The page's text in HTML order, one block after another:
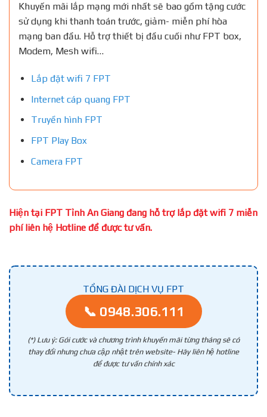
Khuyến mãi lắp mạng mới nhất sẽ bao gồm tặng cước
sử dụng khi thanh toán trước, giảm- miễn phí hòa
mạng ban đầu. Hỗ trợ thiết bị đầu cuối như FPT box,
Modem, Mesh wifi…
Lắp đặt wifi 7 FPT
Internet cáp quang FPT
Truyền hình FPT
FPT Play Box
Camera FPT
Hiện tại FPT Tỉnh An Giang đang hỗ trợ lắp đặt wifi 7 miễn
phí liên hệ Hotline để được tư vấn.
TỔNG ĐÀI DỊCH VỤ FPT
📞 0948.306.111
(*) Lưu ý: Gói cước và chương trình khuyến mãi từng tháng sẽ có
thay đổi nhưng chưa cập nhật trên website- Hãy liên hệ hotline
để được tư vấn chính xác